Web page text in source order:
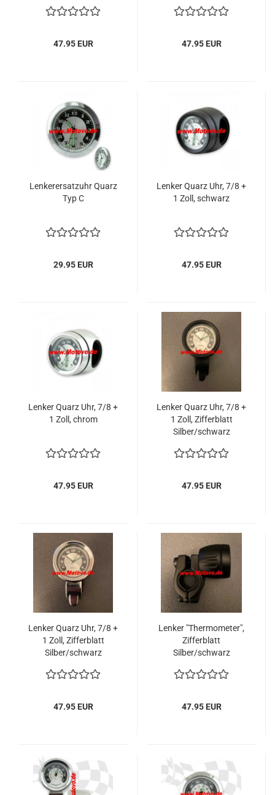
47.95 EUR 47.95 EUR
Lenkerersatzuhr Quarz
Typ C
29.95 EUR
Lenker Quarz Uhr, 7/8 +
1 Zoll, schwarz
47.95 EUR
Lenker Quarz Uhr, 7/8 +
1 Zoll, chrom
47.95 EUR
Lenker Quarz Uhr, 7/8 +
1 Zoll, Zifferblatt
Silber/schwarz
47.95 EUR
Lenker Quarz Uhr, 7/8 +
1 Zoll, Zifferblatt
Silber/schwarz
47.95 EUR
Lenker "Thermometer",
Zifferblatt
Silber/schwarz
47.95 EUR